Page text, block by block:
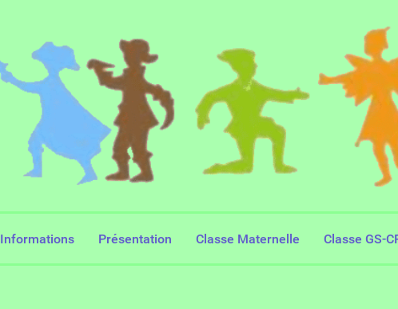
Informations Présentation Classe Maternelle Classe GS-